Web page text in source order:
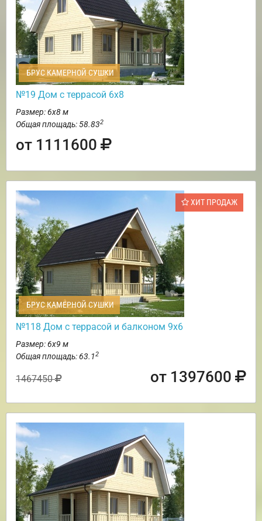
БРУС КАМЕРНОЙ СУШКИ
№19 Дом с террасой 6х8
Размер: 6х8 м
Общая площадь: 58.832
от 1111600
ХИТ ПРОДАЖ
БРУС КАМЕРНОЙ СУШКИ
№118 Дом с террасой и балконом 9х6
Размер: 6х9 м
Общая площадь: 63.12
1467450 от 1397600